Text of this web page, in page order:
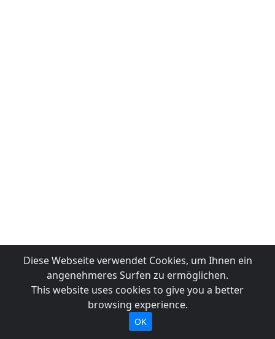
Diese Webseite verwendet Cookies, um Ihnen ein
angenehmeres Surfen zu ermöglichen.
This website uses cookies to give you a better
browsing experience.
OK